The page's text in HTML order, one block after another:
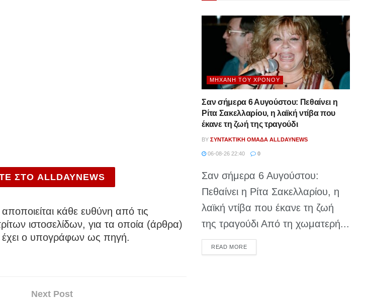
ΣΤΟ ALLDAYNEWS
κάθε ευθύνη από τις
ιστοσελίδων, για τα οποία (άρθρα)
έχει ο υπογράφων ως πηγή.
Next Post
ΜΗΧΑΝΉ ΤΟΥ ΧΡΌΝΟΥ
Σαν σήμερα 6 Αυγούστου: Πεθαίνει η
Ρίτα Σακελλαρίου, η λαϊκή ντίβα που
έκανε τη ζωή της τραγούδι
BY ΣΥΝΤΑΚΤΙΚΉ ΟΜΆΔΑ ALLDAYNEWS
06-08-26 22:40 0
Σαν σήμερα 6 Αυγούστου:
Πεθαίνει η Ρίτα Σακελλαρίου, η
λαϊκή ντίβα που έκανε τη ζωή
της τραγούδι Από τη χωματερή...
READ MOREDETAILS